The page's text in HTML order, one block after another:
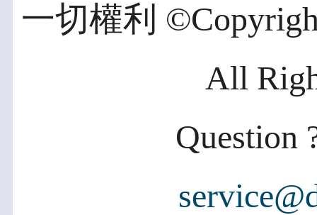
一切權利
All
Question